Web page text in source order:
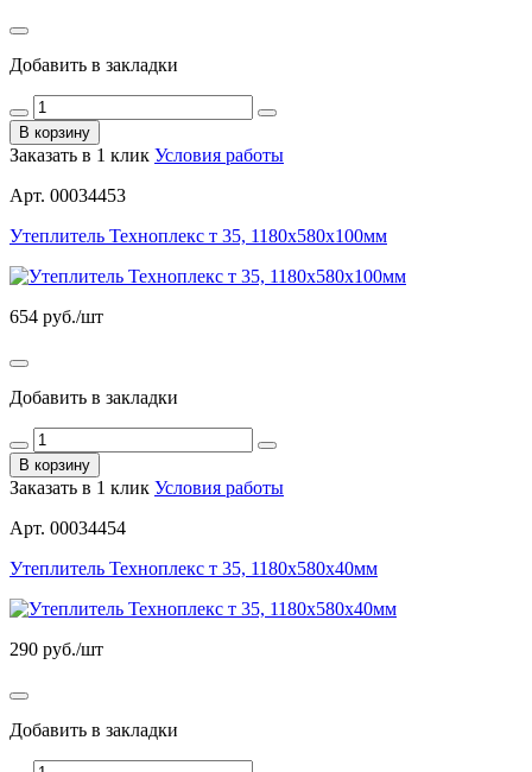
Добавить в закладки
В корзину
Заказать в 1 клик Условия работы
Арт. 00034453
Утеплитель Техноплекс т 35, 1180х580х100мм
654 руб./шт
Добавить в закладки
В корзину
Заказать в 1 клик Условия работы
Арт. 00034454
Утеплитель Техноплекс т 35, 1180х580х40мм
290 руб./шт
Добавить в закладки